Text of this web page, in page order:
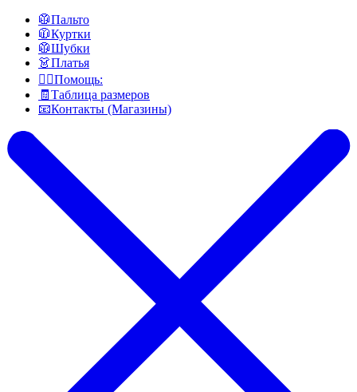
🥼Пальто
🧥Куртки
🥼Шубки
👗Платья
👍🏻Помощь:
🧾Таблица размеров
📧Контакты (Магазины)